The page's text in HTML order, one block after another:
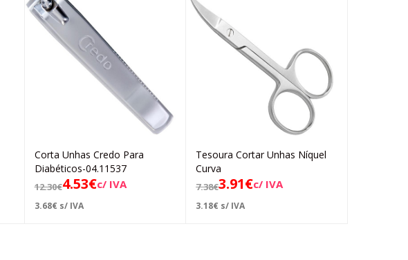
Adicionar
Corta Unhas Credo Para
Diabéticos-04.11537
12.30€4.53€c/ IVA
3.68€ s/ IVA
Adicionar
Tesoura Cortar Unhas Níquel
Curva
7.38€3.91€c/ IVA
3.18€ s/ IVA